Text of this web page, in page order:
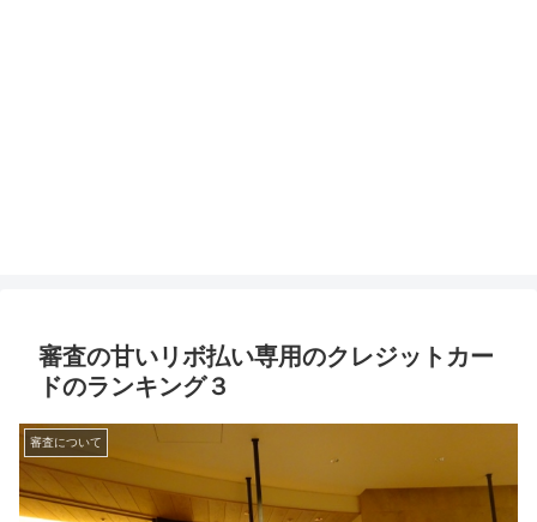
審査の甘いリボ払い専用のクレジットカー
ドのランキング３
審査について